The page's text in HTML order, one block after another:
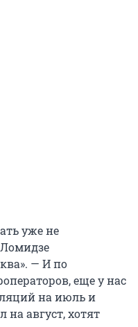
уже не
— И по
еще у нас
на июль и
на август, хотят